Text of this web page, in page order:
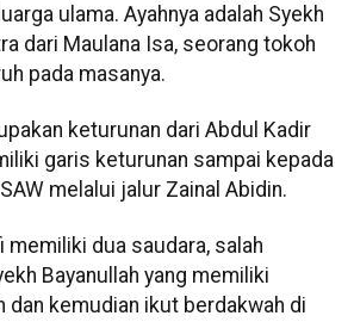
ulama. Ayahnya adalah Syekh
dari Maulana Isa, seorang tokoh
pada masanya.
keturunan dari Abdul Kadir
garis keturunan sampai kepada
melalui jalur Zainal Abidin.
memiliki dua saudara, salah
Bayanullah yang memiliki
dan kemudian ikut berdakwah di